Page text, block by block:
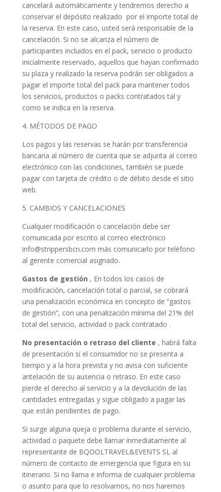
cancelará automáticamente y tendremos derecho a
conservar el depósito realizado por el importe total de
la reserva. En este caso, usted será responsable de la
cancelación. Si no se alcanza el número de
participantes incluidos en el pack, servicio o producto
inicialmente reservado, aquellos que hayan confirmado
su plaza y realizado la reserva podrán ser obligados a
pagar el importe total del pack para mantener todos
los servicios, productos o packs contratados tal y
como se indica en la reserva.
4. MÉTODOS DE PAGO
Los pagos y las reservas se harán por transferencia
bancaria al número de cuenta que se adjunta al correo
electrónico con las condiciones, también se puede
pagar con tarjeta de crédito o de débito desde el sitio
web.
5. CAMBIOS Y CANCELACIONES
Cualquier modificación o cancelación debe ser
comunicada por escrito al correo electrónico
info@strippersbcn.com más comunicarlo por teléfono
al gerente comercial asignado.
Gastos de gestión , En todos los casos de
modificación, cancelación total o parcial, se cobrará
una penalización económica en concepto de “gastos
de gestión”, con una penalización mínima del 21% del
total del servicio, actividad o pack contratado .
No presentación o retraso del cliente , habrá falta
de presentación si el consumidor no se presenta a
tiempo y a la hora prevista y no avisa con suficiente
antelación de su ausencia o retraso. En este caso
pierde el derecho al servicio y a la devolución de las
cantidades entregadas y sigue obligado a pagar las
que están pendientes de pago.
Si surge alguna queja o problema durante el servicio,
actividad o paquete debe llamar inmediatamente al
representante de BQOOLTRAVEL&EVENTS SL al
número de contacto de emergencia que figura en su
itinerario. Si no llama e informa de cualquier problema
o asunto para que lo resolvamos, no nos haremos